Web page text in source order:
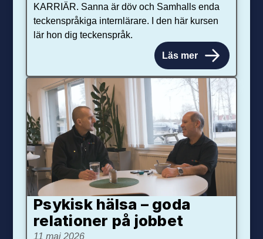
KARRIÄR. Sanna är döv och Samhalls enda
teckenspråkiga internlärare. I den här kursen
lär hon dig teckenspråk.
Läs mer
Psykisk hälsa – goda
relationer på jobbet
11 maj 2026